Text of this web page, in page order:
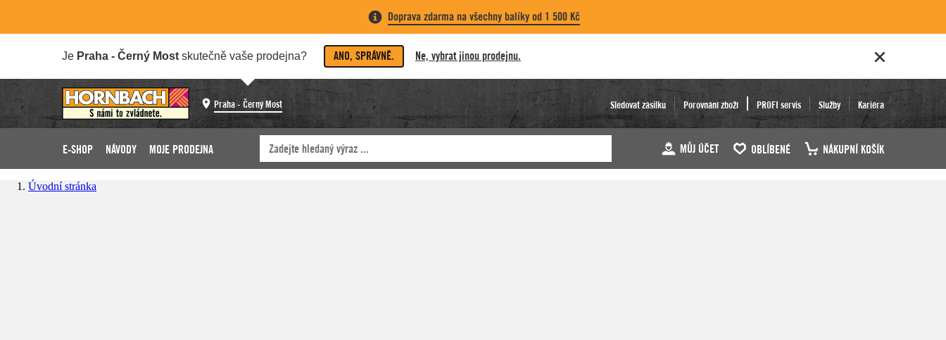
Doprava zdarma na všechny balíky od 1 500 Kč
Je Praha - Černý Most skutečně vaše prodejna? ANO, SPRÁVNĚ. Ne, vybrat jinou prodejnu.
Praha - Černý Most Sledovat zásilku Porovnání zboží PROFI servis Služby Kariéra
E-SHOP NÁVODY MOJE PRODEJNA MŮJ ÚČET OBLÍBENÉ NÁKUPNÍ KOŠÍK
Úvodní stránka